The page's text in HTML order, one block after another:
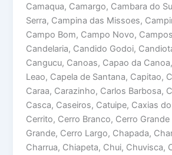
Camaqua, Camargo, Cambara do
Serra, Campina das Missoes,
Campo Bom, Campo Novo,
Candelaria, Candido Godoi,
Cangucu, Canoas, Capao da
Leao, Capela de Santana, Capitao,
Caraa, Carazinho, Carlos Barbosa,
Casca, Caseiros, Catuipe, Caxias
Cerrito, Cerro Branco, Cerro Grande
Grande, Cerro Largo, Chapada,
Charrua, Chiapeta, Chui, Chuvisca,